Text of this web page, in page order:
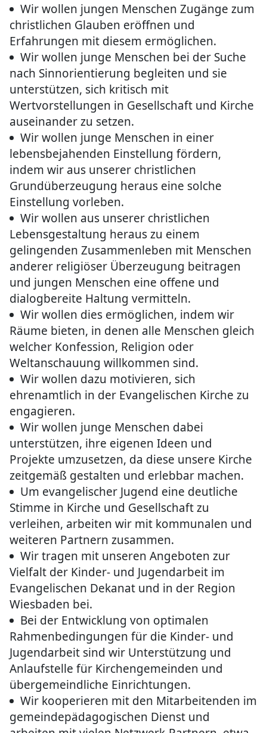
Wir wollen jungen Menschen Zugänge zum
christlichen Glauben eröffnen und
Erfahrungen mit diesem ermöglichen.
Wir wollen junge Menschen bei der Suche
nach Sinnorientierung begleiten und sie
unterstützen, sich kritisch mit
Wertvorstellungen in Gesellschaft und Kirche
auseinander zu setzen.
Wir wollen junge Menschen in einer
lebensbejahenden Einstellung fördern,
indem wir aus unserer christlichen
Grundüberzeugung heraus eine solche
Einstellung vorleben.
Wir wollen aus unserer christlichen
Lebensgestaltung heraus zu einem
gelingenden Zusammenleben mit Menschen
anderer religiöser Überzeugung beitragen
und jungen Menschen eine offene und
dialogbereite Haltung vermitteln.
Wir wollen dies ermöglichen, indem wir
Räume bieten, in denen alle Menschen gleich
welcher Konfession, Religion oder
Weltanschauung willkommen sind.
Wir wollen dazu motivieren, sich
ehrenamtlich in der Evangelischen Kirche zu
engagieren.
Wir wollen junge Menschen dabei
unterstützen, ihre eigenen Ideen und
Projekte umzusetzen, da diese unsere Kirche
zeitgemäß gestalten und erlebbar machen.
Um evangelischer Jugend eine deutliche
Stimme in Kirche und Gesellschaft zu
verleihen, arbeiten wir mit kommunalen und
weiteren Partnern zusammen.
Wir tragen mit unseren Angeboten zur
Vielfalt der Kinder- und Jugendarbeit im
Evangelischen Dekanat und in der Region
Wiesbaden bei.
Bei der Entwicklung von optimalen
Rahmenbedingungen für die Kinder- und
Jugendarbeit sind wir Unterstützung und
Anlaufstelle für Kirchengemeinden und
übergemeindliche Einrichtungen.
Wir kooperieren mit den Mitarbeitenden im
gemeindepädagogischen Dienst und